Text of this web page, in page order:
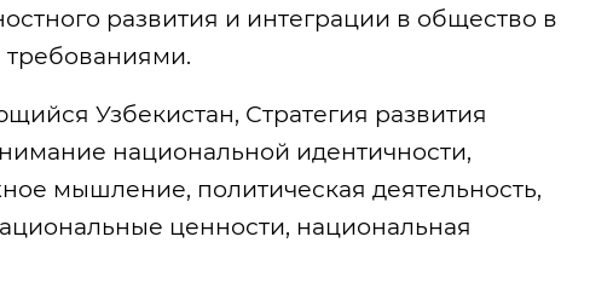
развития и интеграции в общество в
Узбекистан, Стратегия развития
национальной идентичности,
мышление, политическая деятельность,
ценности, национальная